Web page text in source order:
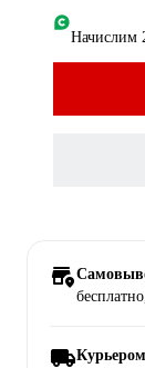
Начислим
бесплатно